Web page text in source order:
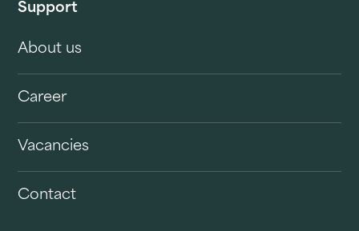
Support
About us
Career
Vacancies
Contact